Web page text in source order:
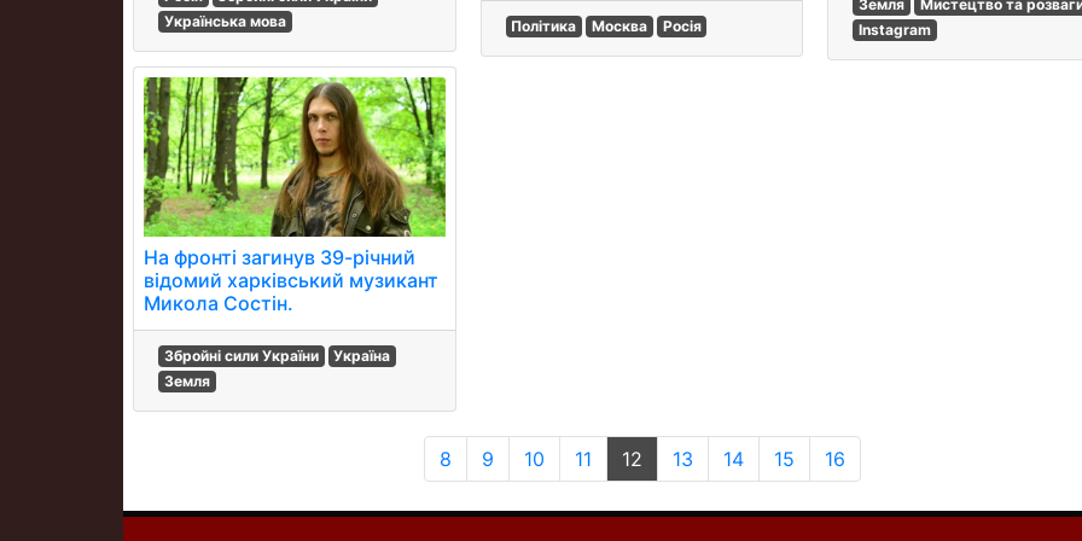
Українська мова
На фронті загинув 39-річний
відомий харківський музикант
Микола Состін.
Збройні сили України
Україна
Земля
Політика Москва Росія
Земля
Мистецтво та
Instagram
8 9 10 11 12 13 14 15 16